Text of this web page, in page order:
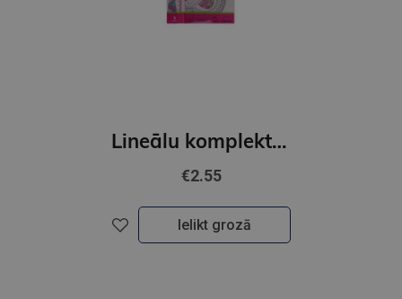
Lineālu komplekts, 4 priekšemti, UNICORN, Junior
€2.55
Ielikt grozā